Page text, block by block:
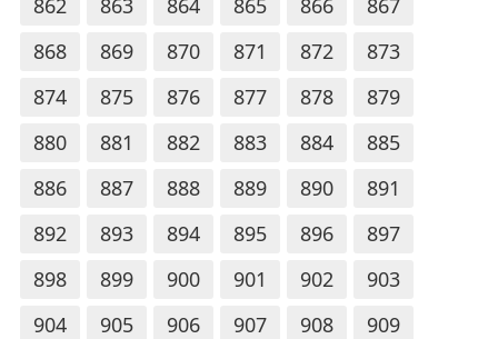
868
869 870 871 872
873
874
875 876 877 878
879
880
881 882 883 884
885
886
887 888 889 890
891
892
893 894 895 896
897
898
899 900 901 902
903
904
905 906 907 908
909